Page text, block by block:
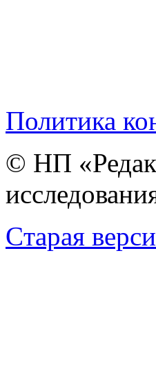
Политика
© НП
Cтарая